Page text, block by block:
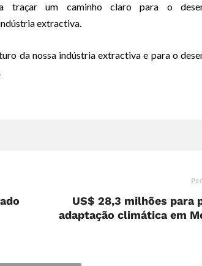
traçar um caminho claro para o
extractiva.
da nossa indústria extractiva e para o
US$ 28,3 milhões para
adaptação climática em